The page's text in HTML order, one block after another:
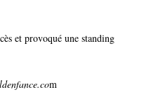
et provoqué une standing
m